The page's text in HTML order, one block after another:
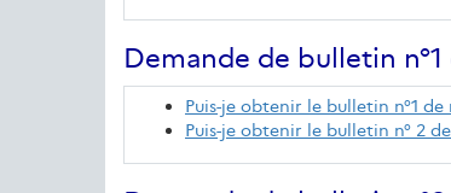
Demande de bulletin n°1
Puis-je obtenir le bulletin n°1
Puis-je obtenir le bulletin n° 2